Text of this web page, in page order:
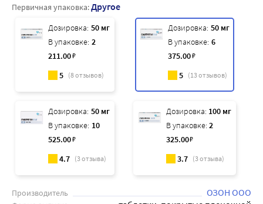
Первичная упаковка:Другое
Дозировка: 50 мг
В упаковке: 2
211.00₽
5 (8отзывов)
Дозировка: 50 мг
В упаковке: 6
375.00₽
5 (13отзывов)
Дозировка: 50 мг
В упаковке: 10
525.00₽
4.7 (3отзыва)
Дозировка: 100 мг
В упаковке: 2
325.00₽
3.7 (3отзыва)
Производитель ОЗОН ООО